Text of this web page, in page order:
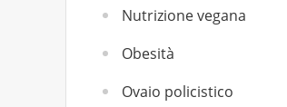
Nutrizione vegana
Obesità
Ovaio policistico